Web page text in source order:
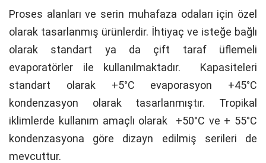
Proses alanları ve serin muhafaza odaları için özel
olarak tasarlanmış ürünlerdir. İhtiyaç ve isteğe bağlı
olarak standart ya da çift taraf üflemeli
evaporatörler ile kullanılmaktadır. Kapasiteleri
standart olarak +5°C evaporasyon +45°C
kondenzasyon olarak tasarlanmıştır. Tropikal
iklimlerde kullanım amaçlı olarak +50°C ve + 55°C
kondenzasyona göre dizayn edilmiş serileri de
mevcuttur.